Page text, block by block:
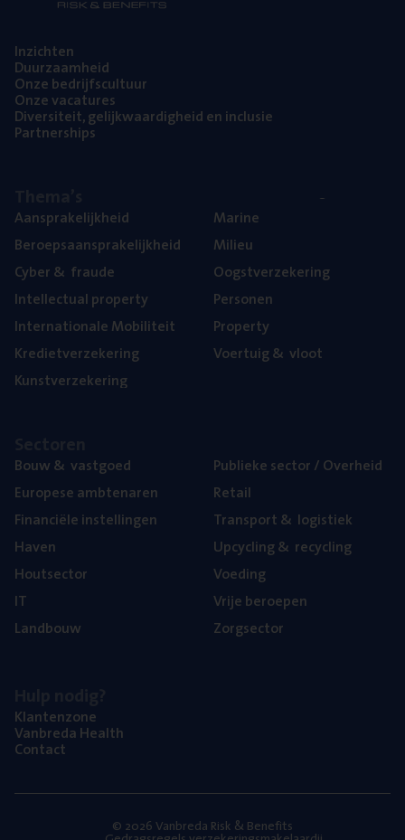
Inzich­ten
Duur­zaam­heid
Onze bedrijfs­cul­tuur
Onze vaca­tu­res
Diver­si­teit, gelijk­waar­dig­heid en inclusie
Part­ner­ships
Aan­spra­ke­lijk­heid
Beroeps­aan­spra­ke­lijk­heid
Cyber& fraude
Intel­lec­tu­al property
Inter­na­ti­o­na­le Mobiliteit
Kre­diet­ver­ze­ke­ring
Kunst­ver­ze­ke­ring
Mari­ne
Mili­eu
Oogst­ver­ze­ke­ring
Per­so­nen
Pro­per­ty
Voer­tuig& vloot
Bouw& vastgoed
Euro­pe­se ambtenaren
Finan­ci­ë­le instellingen
Haven
Hout­sec­tor
IT
Land­bouw
Publie­ke sec­tor / Overheid
Retail
Trans­port& logistiek
Upcy­cling& recycling
Voe­ding
Vrije beroe­pen
Zorg­sec­tor
Klan­ten­zo­ne
Van­b­re­da Health
Con­tact
© 2026 Vanbreda Risk & Benefits